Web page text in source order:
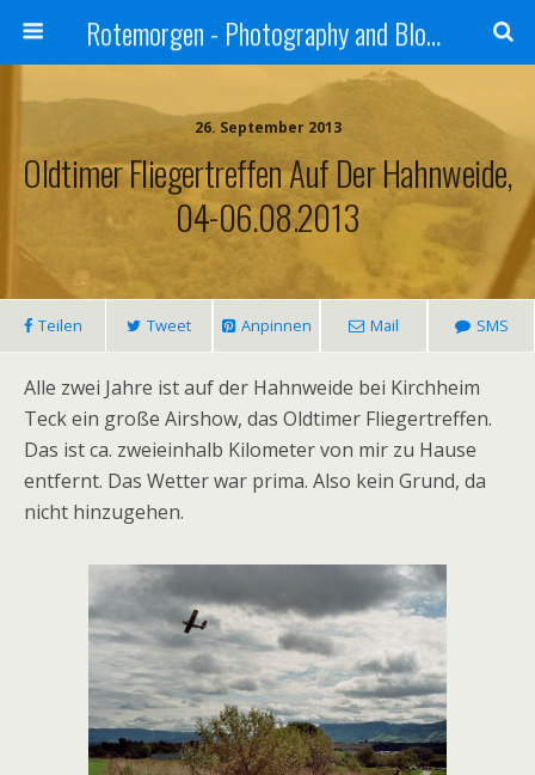
Rotemorgen - Photography and Blog by Alexander Sprinz
26. September 2013
Oldtimer Fliegertreffen Auf Der Hahnweide,
04-06.08.2013
Teilen Tweet Anpinnen Mail SMS
Alle zwei Jahre ist auf der Hahnweide bei Kirchheim
Teck ein große Airshow, das Oldtimer Fliegertreffen.
Das ist ca. zweieinhalb Kilometer von mir zu Hause
entfernt. Das Wetter war prima. Also kein Grund, da
nicht hinzugehen.